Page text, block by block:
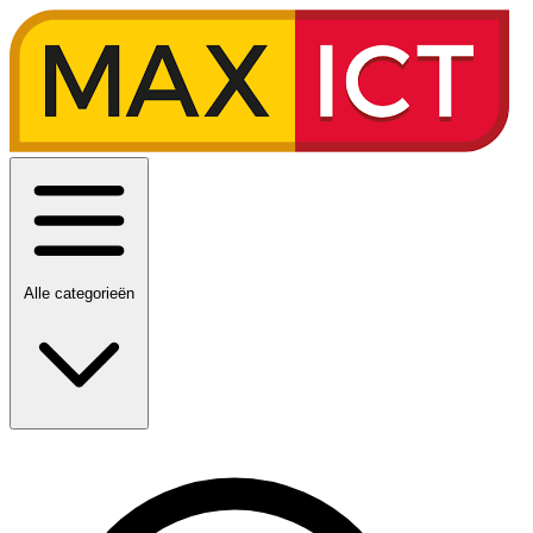
Alle categorieën